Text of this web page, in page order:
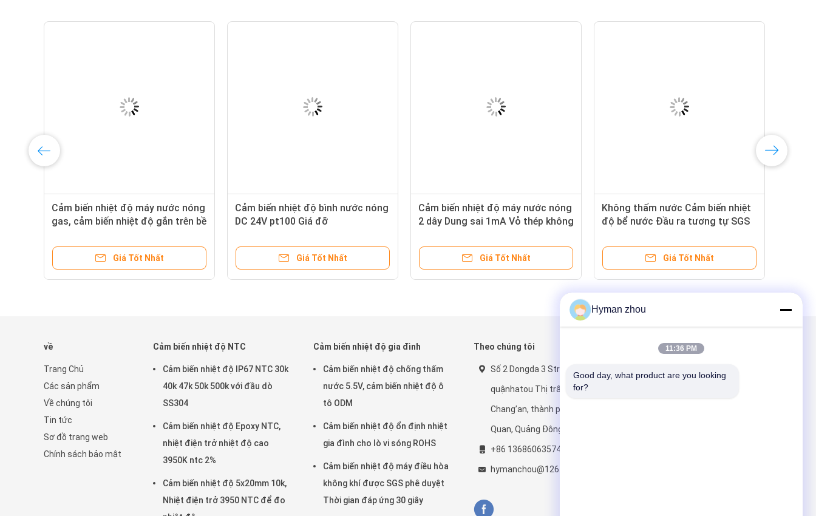
Cảm biến nhiệt độ máy nước nóng
gas, cảm biến nhiệt độ gắn trên bề
Giá Tốt Nhất
Cảm biến nhiệt độ bình nước nóng
DC 24V pt100 Giá đỡ
Giá Tốt Nhất
Cảm biến nhiệt độ máy nước nóng
2 dây Dung sai 1mA Vỏ thép không
Giá Tốt Nhất
Không thấm nước Cảm biến nhiệt
độ bể nước Đầu ra tương tự SGS
Giá Tốt Nhất
về
Trang Chủ
Các sản phẩm
Về chúng tôi
Tin tức
Sơ đồ trang web
Chính sách bảo mật
Cảm biến nhiệt độ NTC
Cảm biến nhiệt độ IP67 NTC 30k
40k 47k 50k 500k với đầu dò
SS304
Cảm biến nhiệt độ Epoxy NTC,
nhiệt điện trở nhiệt độ cao
3950K ntc 2%
Cảm biến nhiệt độ 5x20mm 10k,
Nhiệt điện trở 3950 NTC để đo
Cảm biến nhiệt độ gia đình
Cảm biến nhiệt độ chống thấm
nước 5.5V, cảm biến nhiệt độ ô
tô ODM
Cảm biến nhiệt độ ổn định nhiệt
gia đình cho lò vi sóng ROHS
Cảm biến nhiệt độ máy điều hòa
không khí được SGS phê duyệt
Thời gian đáp ứng 30 giây
Theo chúng tôi
Số 2 Dongda 3 Street,
quậnhatou Thị trấn
Chang’an, thành phố Đông
Quan, Quảng Đông
+86 13686063574
hymanchou@126.com
Gửi thư cho chúng tôi
Hyman zhou
11:36 PM
Good day, what product are you looking
for?